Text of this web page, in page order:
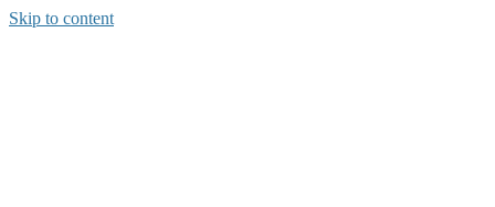
Skip to content